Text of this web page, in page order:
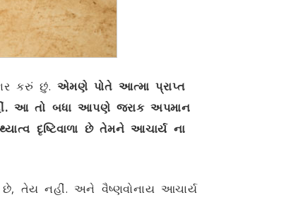
કરું છું. એમણે પોતે આત્મા પ્રાપ્ત
આ તો બધા આપણે જરાક અપમાન
દૃષ્ટિવાળા છે તેમને આચાર્ય ના
તેય નહીં. અને વૈષ્ણવોનાય આચાર્ય